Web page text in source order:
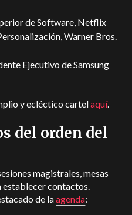
de Software, Netflix
Warner Bros.
Ejecutivo de Samsung
y ecléctico cartelaquí.
del orden del
magistrales, mesas
establecer contactos.
de laagenda: